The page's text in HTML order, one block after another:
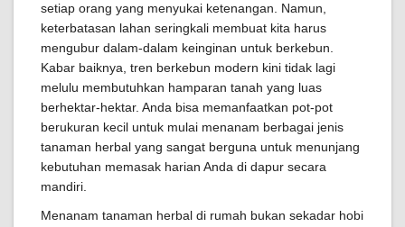
setiap orang yang menyukai ketenangan. Namun,
keterbatasan lahan seringkali membuat kita harus
mengubur dalam-dalam keinginan untuk berkebun.
Kabar baiknya, tren berkebun modern kini tidak lagi
melulu membutuhkan hamparan tanah yang luas
berhektar-hektar. Anda bisa memanfaatkan pot-pot
berukuran kecil untuk mulai menanam berbagai jenis
tanaman herbal yang sangat berguna untuk menunjang
kebutuhan memasak harian Anda di dapur secara
mandiri.
Menanam tanaman herbal di rumah bukan sekadar hobi